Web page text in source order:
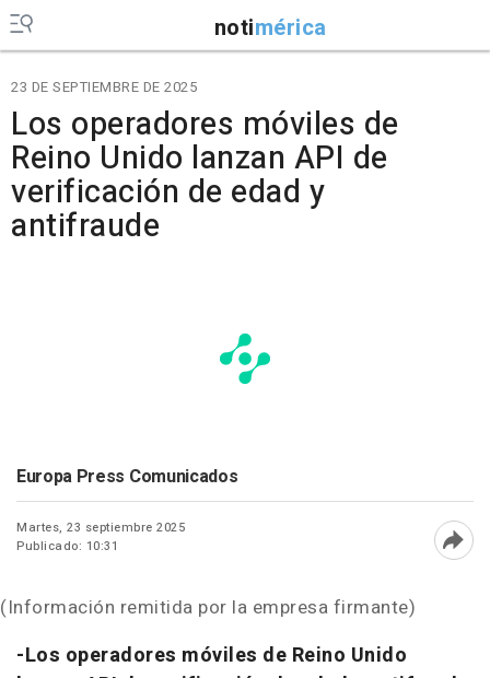
notimérica
23 DE SEPTIEMBRE DE 2025
Los operadores móviles de
Reino Unido lanzan API de
verificación de edad y
antifraude
Europa Press Comunicados
Martes, 23 septiembre 2025
Publicado: 10:31
(Información remitida por la empresa firmante)
-Los operadores móviles de Reino Unido